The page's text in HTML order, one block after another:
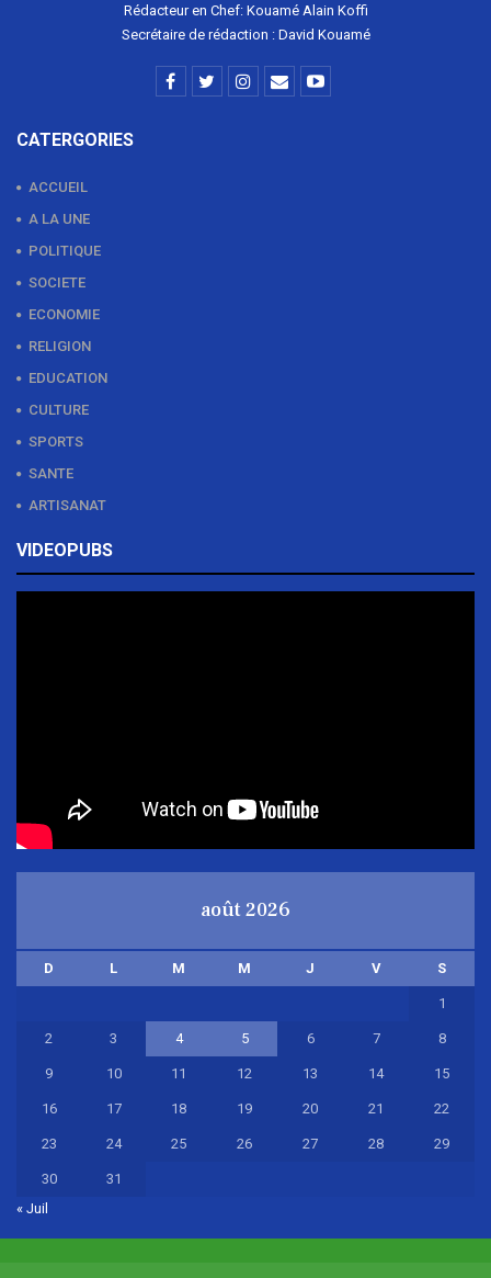
Rédacteur en Chef: Kouamé Alain Koffi
Secrétaire de rédaction : David Kouamé
CATERGORIES
ACCUEIL
A LA UNE
POLITIQUE
SOCIETE
ECONOMIE
RELIGION
EDUCATION
CULTURE
SPORTS
SANTE
ARTISANAT
VIDEOPUBS
août 2026
D L M M J V S
1
2 3 4 5 6 7 8
9 10 11 12 13 14 15
16 17 18 19 20 21 22
23 24 25 26 27 28 29
30
31
« Juil